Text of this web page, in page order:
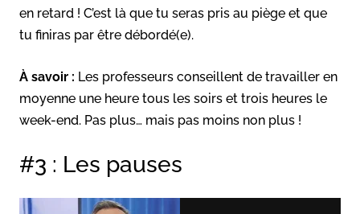
en retard ! C’est là que tu seras pris au piège et que
tu finiras par être débordé(e).
À savoir : Les professeurs conseillent de travailler en
moyenne une heure tous les soirs et trois heures le
week-end. Pas plus… mais pas moins non plus !
#3 : Les pauses